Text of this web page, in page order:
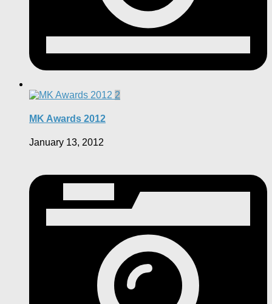
2
MK Awards 2012
January 13, 2012